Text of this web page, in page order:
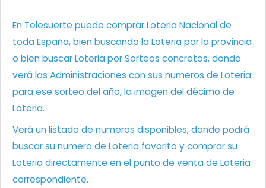
En Telesuerte puede comprar Loteria Nacional de
toda España, bien buscando la Loteria por la provincia
o bien buscar Loteria por Sorteos concretos, donde
verá las Administraciones con sus numeros de Loteria
para ese sorteo del año, la imagen del décimo de
Loteria.
Verá un listado de numeros disponibles, donde podrá
buscar su numero de Loteria favorito y comprar su
Loteria directamente en el punto de venta de Loteria
correspondiente.